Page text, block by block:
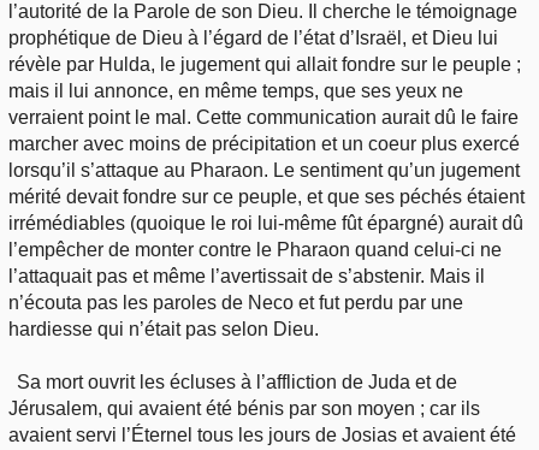
l’autorité de la Parole de son Dieu. Il cherche le témoignage
prophétique de Dieu à l’égard de l’état d’Israël, et Dieu lui
révèle par Hulda, le jugement qui allait fondre sur le peuple ;
mais il lui annonce, en même temps, que ses yeux ne
verraient point le mal. Cette communication aurait dû le faire
marcher avec moins de précipitation et un coeur plus exercé
lorsqu’il s’attaque au Pharaon. Le sentiment qu’un jugement
mérité devait fondre sur ce peuple, et que ses péchés étaient
irrémédiables (quoique le roi lui-même fût épargné) aurait dû
l’empêcher de monter contre le Pharaon quand celui-ci ne
l’attaquait pas et même l’avertissait de s’abstenir. Mais il
n’écouta pas les paroles de Neco et fut perdu par une
hardiesse qui n’était pas selon Dieu.
Sa mort ouvrit les écluses à l’affliction de Juda et de
Jérusalem, qui avaient été bénis par son moyen ; car ils
avaient servi l’Éternel tous les jours de Josias et avaient été